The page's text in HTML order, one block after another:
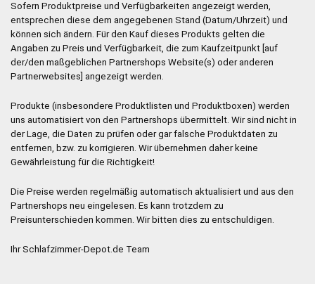
Sofern Produktpreise und Verfügbarkeiten angezeigt werden,
entsprechen diese dem angegebenen Stand (Datum/Uhrzeit) und
können sich ändern. Für den Kauf dieses Produkts gelten die
Angaben zu Preis und Verfügbarkeit, die zum Kaufzeitpunkt [auf
der/den maßgeblichen Partnershops Website(s) oder anderen
Partnerwebsites] angezeigt werden.
Produkte (insbesondere Produktlisten und Produktboxen) werden
uns automatisiert von den Partnershops übermittelt. Wir sind nicht in
der Lage, die Daten zu prüfen oder gar falsche Produktdaten zu
entfernen, bzw. zu korrigieren. Wir übernehmen daher keine
Gewährleistung für die Richtigkeit!
Die Preise werden regelmäßig automatisch aktualisiert und aus den
Partnershops neu eingelesen. Es kann trotzdem zu
Preisunterschieden kommen. Wir bitten dies zu entschuldigen.
Ihr Schlafzimmer-Depot.de Team